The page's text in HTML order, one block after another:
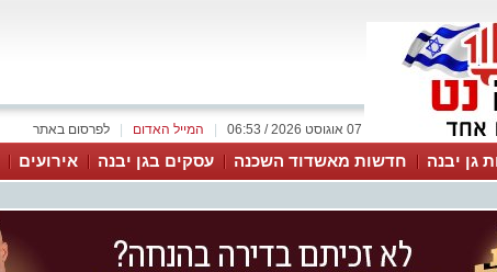
לפרסום באתר המייל האדום 07 אוגוסט 2026 / 06:53
גן יבנה חדשות מאשדוד השכנה עסקים בגן יבנה אירועים